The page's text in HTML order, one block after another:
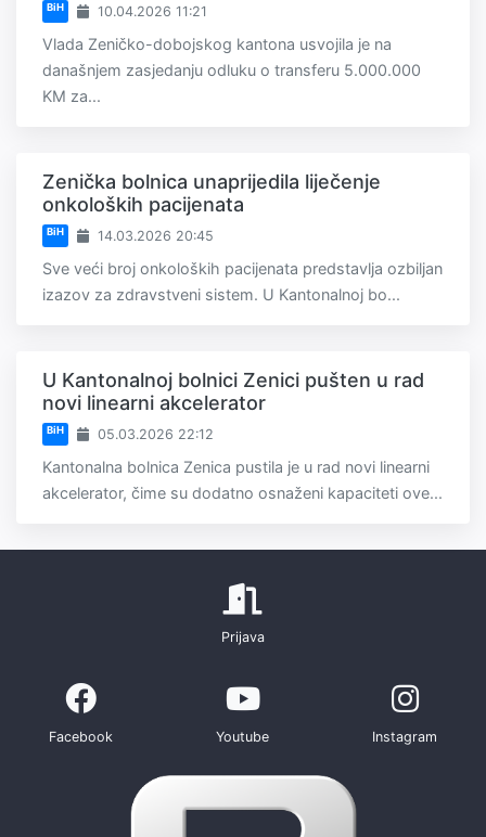
BiH 10.04.2026 11:21
Vlada Zeničko-dobojskog kantona usvojila je na
današnjem zasjedanju odluku o transferu 5.000.000
KM za...
Zenička bolnica unaprijedila liječenje
onkoloških pacijenata
BiH 14.03.2026 20:45
Sve veći broj onkoloških pacijenata predstavlja ozbiljan
izazov za zdravstveni sistem. U Kantonalnoj bo...
U Kantonalnoj bolnici Zenici pušten u rad
novi linearni akcelerator
BiH 05.03.2026 22:12
Kantonalna bolnica Zenica pustila je u rad novi linearni
akcelerator, čime su dodatno osnaženi kapaciteti ove...
Prijava
Facebook Youtube Instagram